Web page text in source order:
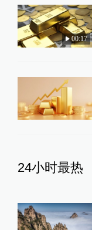
00:17
24小时最热